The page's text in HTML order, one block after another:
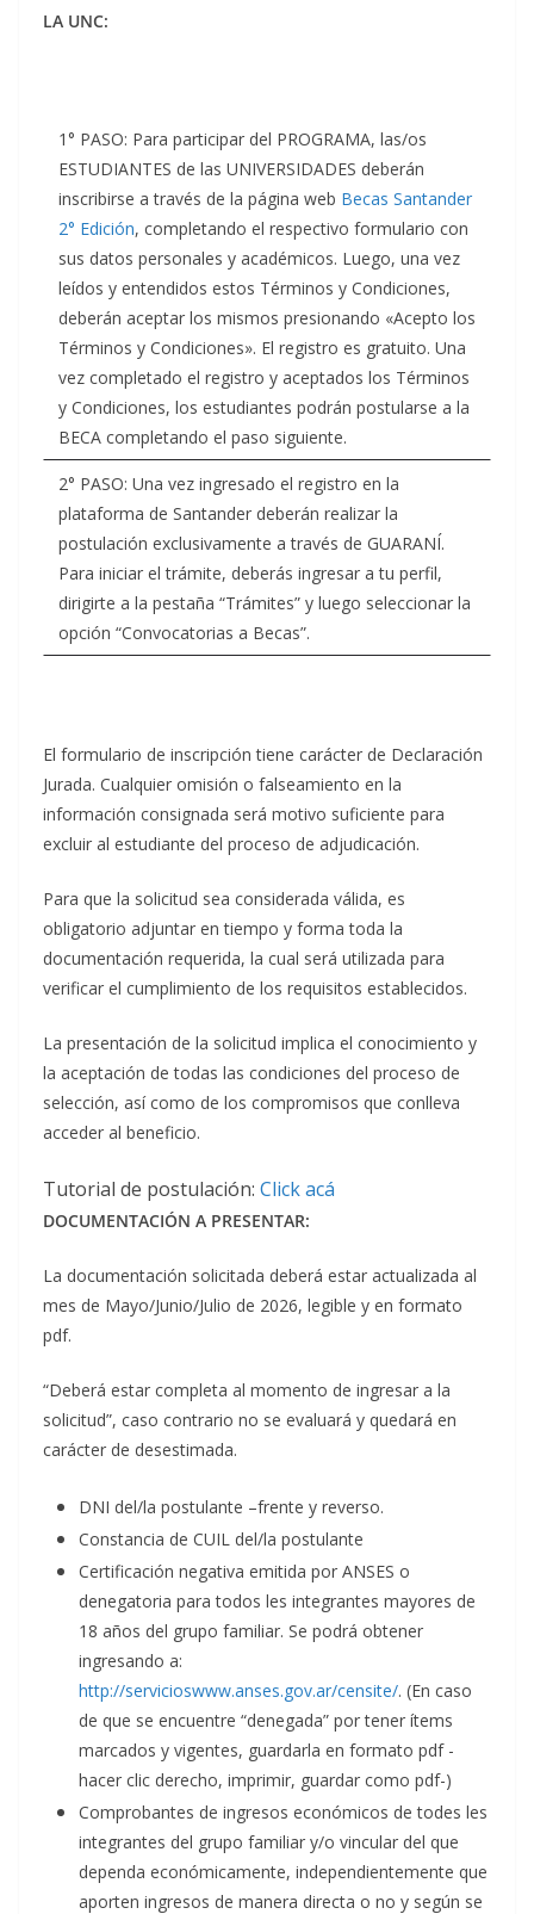
LA UNC:
1° PASO: Para participar del PROGRAMA, las/os
ESTUDIANTES de las UNIVERSIDADES deberán
inscribirse a través de la página web Becas Santander
2° Edición, completando el respectivo formulario con
sus datos personales y académicos. Luego, una vez
leídos y entendidos estos Términos y Condiciones,
deberán aceptar los mismos presionando «Acepto los
Términos y Condiciones». El registro es gratuito. Una
vez completado el registro y aceptados los Términos
y Condiciones, los estudiantes podrán postularse a la
BECA completando el paso siguiente.
2° PASO: Una vez ingresado el registro en la
plataforma de Santander deberán realizar la
postulación exclusivamente a través de GUARANÍ.
Para iniciar el trámite, deberás ingresar a tu perfil,
dirigirte a la pestaña “Trámites” y luego seleccionar la
opción “Convocatorias a Becas”.
El formulario de inscripción tiene carácter de Declaración
Jurada. Cualquier omisión o falseamiento en la
información consignada será motivo suficiente para
excluir al estudiante del proceso de adjudicación.
Para que la solicitud sea considerada válida, es
obligatorio adjuntar en tiempo y forma toda la
documentación requerida, la cual será utilizada para
verificar el cumplimiento de los requisitos establecidos.
La presentación de la solicitud implica el conocimiento y
la aceptación de todas las condiciones del proceso de
selección, así como de los compromisos que conlleva
acceder al beneficio.
Tutorial de postulación: Click acá
DOCUMENTACIÓN A PRESENTAR:
La documentación solicitada deberá estar actualizada al
mes de Mayo/Junio/Julio de 2026, legible y en formato
pdf.
“Deberá estar completa al momento de ingresar a la
solicitud”, caso contrario no se evaluará y quedará en
carácter de desestimada.
DNI del/la postulante –frente y reverso.
Constancia de CUIL del/la postulante
Certificación negativa emitida por ANSES o
denegatoria para todos les integrantes mayores de
18 años del grupo familiar. Se podrá obtener
ingresando a:
http://servicioswww.anses.gov.ar/censite/. (En caso
de que se encuentre “denegada” por tener ítems
marcados y vigentes, guardarla en formato pdf -
hacer clic derecho, imprimir, guardar como pdf-)
Comprobantes de ingresos económicos de todes les
integrantes del grupo familiar y/o vincular del que
dependa económicamente, independientemente que
aporten ingresos de manera directa o no y según se